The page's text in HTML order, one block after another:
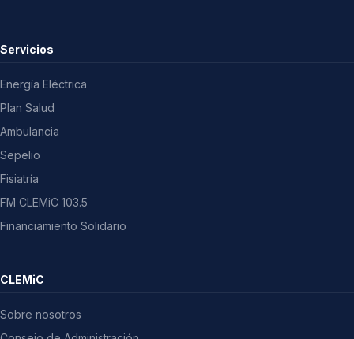
Servicios
Energía Eléctrica
Plan Salud
Ambulancia
Sepelio
Fisiatría
FM CLEMiC 103.5
Financiamiento Solidario
CLEMiC
Sobre nosotros